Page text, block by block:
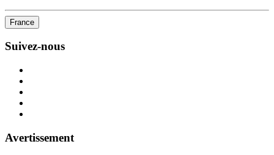
France
Suivez-nous
Avertissement